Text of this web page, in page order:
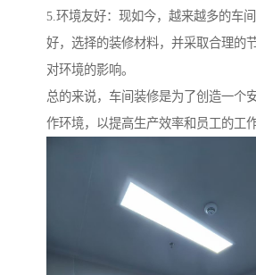
5.环境友好：现如今，越来越多的车
好，选择的装修材料，并采取合理的
对环境的影响。
总的来说，车间装修是为了创造一个
作环境，以提高生产效率和员工的工